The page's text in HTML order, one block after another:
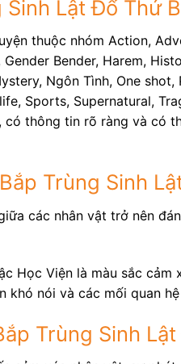
Lật Đổ Thứ
thuộc nhóm Action,
Bender, Harem,
Ngôn Tình, One
Sports, Supernatural,
thông tin rõ ràng và có
Trùng Sinh
các nhân vật trở nên
Học Viện là màu sắc
nói và các mối quan
Trùng Sinh